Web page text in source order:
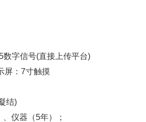
数字信号(直接上传平台)
： 7寸触摸
结)
、仪器（5年）；